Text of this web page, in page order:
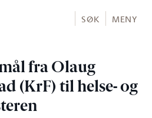
SØK MENY
fra Olaug
(KrF) til helse- og